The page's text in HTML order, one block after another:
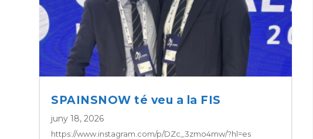
SPAINSNOW té veu a la FIS
juny 18, 2026
https://www.instagram.com/p/DZc_3zmo4mw/?hl=es